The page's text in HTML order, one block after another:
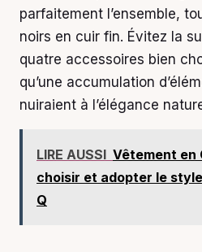
parfaitement l’ensemble,
noirs en cuir fin. Évitez la
quatre accessoires bien
qu’une accumulation
nuiraient à l’élégance
LIRE AUSSI Vêtement en
choisir et adopter le
Q